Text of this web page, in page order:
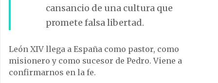
cansancio de una cultura que
promete falsa libertad.
León XIV llega a España como pastor, como
misionero y como sucesor de Pedro. Viene a
confirmarnos en la fe.